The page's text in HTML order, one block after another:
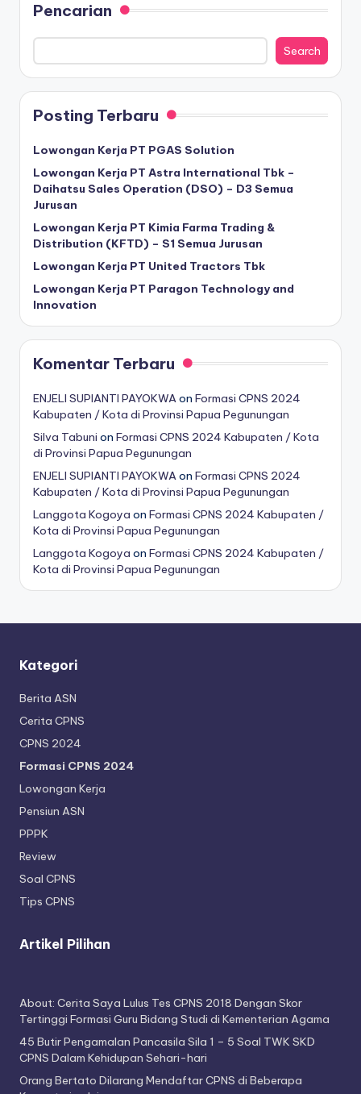
Pencarian
Search
Posting Terbaru
Lowongan Kerja PT PGAS Solution
Lowongan Kerja PT Astra International Tbk –
Daihatsu Sales Operation (DSO) – D3 Semua
Jurusan
Lowongan Kerja PT Kimia Farma Trading &
Distribution (KFTD) – S1 Semua Jurusan
Lowongan Kerja PT United Tractors Tbk
Lowongan Kerja PT Paragon Technology and
Innovation
Komentar Terbaru
ENJELI SUPIANTI PAYOKWAon Formasi CPNS 2024
Kabupaten / Kota di Provinsi Papua Pegunungan
Silva Tabuni on Formasi CPNS 2024 Kabupaten / Kota
di Provinsi Papua Pegunungan
ENJELI SUPIANTI PAYOKWAon Formasi CPNS 2024
Kabupaten / Kota di Provinsi Papua Pegunungan
Langgota Kogoya on Formasi CPNS 2024 Kabupaten /
Kota di Provinsi Papua Pegunungan
Langgota Kogoya on Formasi CPNS 2024 Kabupaten /
Kota di Provinsi Papua Pegunungan
Kategori
Berita ASN
Cerita CPNS
CPNS 2024
Formasi CPNS 2024
Lowongan Kerja
Pensiun ASN
PPPK
Review
Soal CPNS
Tips CPNS
Artikel Pilihan
About: Cerita Saya Lulus Tes CPNS 2018 Dengan Skor
Tertinggi Formasi Guru Bidang Studi di Kementerian Agama
45 Butir Pengamalan Pancasila Sila 1 – 5 Soal TWK SKD
CPNS Dalam Kehidupan Sehari-hari
Orang Bertato Dilarang Mendaftar CPNS di Beberapa